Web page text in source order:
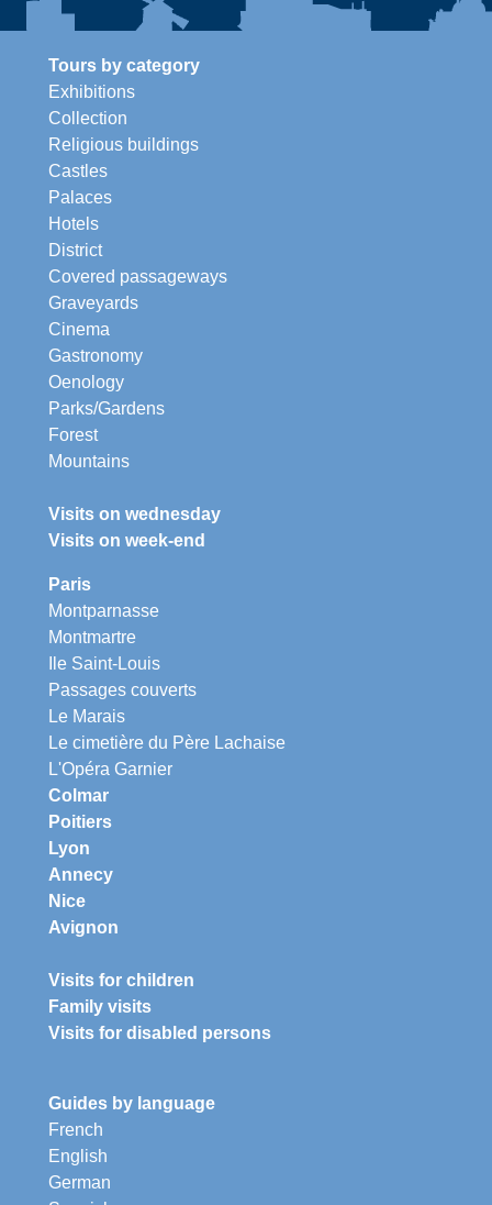
Tours by category
Exhibitions
Collection
Religious buildings
Castles
Palaces
Hotels
District
Covered passageways
Graveyards
Cinema
Gastronomy
Oenology
Parks/Gardens
Forest
Mountains
Visits on wednesday
Visits on week-end
Paris
Montparnasse
Montmartre
Ile Saint-Louis
Passages couverts
Le Marais
Le cimetière du Père Lachaise
L'Opéra Garnier
Colmar
Poitiers
Lyon
Annecy
Nice
Avignon
Visits for children
Family visits
Visits for disabled persons
Guides by language
French
English
German